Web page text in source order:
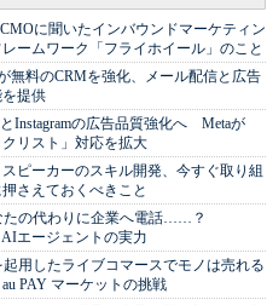
CMOに聞いたインバウンドマーケティン
ームワーク「フライホイール」のこと
無料のCRMを強化、メール配信と広告
提供
とInstagramの広告品質強化へ Metaが
クリスト」対応を拡大
ピーカーのスキル開発、今すぐ取り組
さえておくべきこと
たの代わりに企業へ電話……？
AIエージェントの実力
起用したライブコマースでモノは売れる
PAY マーケットの挑戦